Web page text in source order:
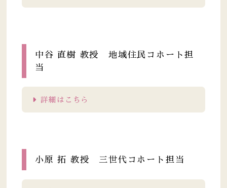
中谷 直樹 教授 地域住民コホート担
当
詳細はこちら
小原 拓 教授 三世代コホート担当